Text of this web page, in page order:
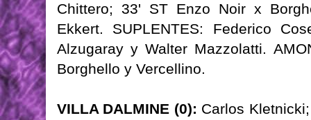
Chittero; 33' ST Enzo Noir x
Ekkert. SUPLENTES: Federico
Alzugaray y Walter Mazzolatti.
Borghello y Vercellino.
VILLA DALMINE (0): Carlos